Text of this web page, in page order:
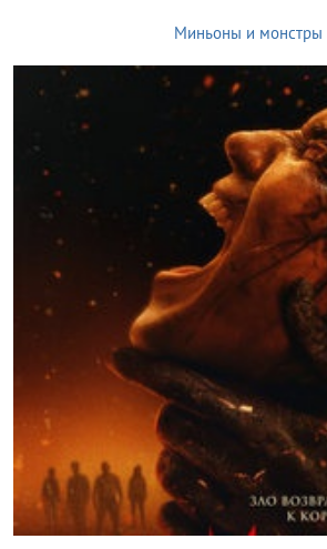
Миньоны и монстры